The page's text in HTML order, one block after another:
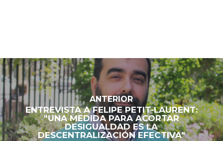
ANTERIOR
ENTREVISTA A FELIPE PETIT-LAURENT:
"UNA MEDIDA PARA ACORTAR
DESIGUALDAD ES LA
DESCENTRALIZACIÓN EFECTIVA"